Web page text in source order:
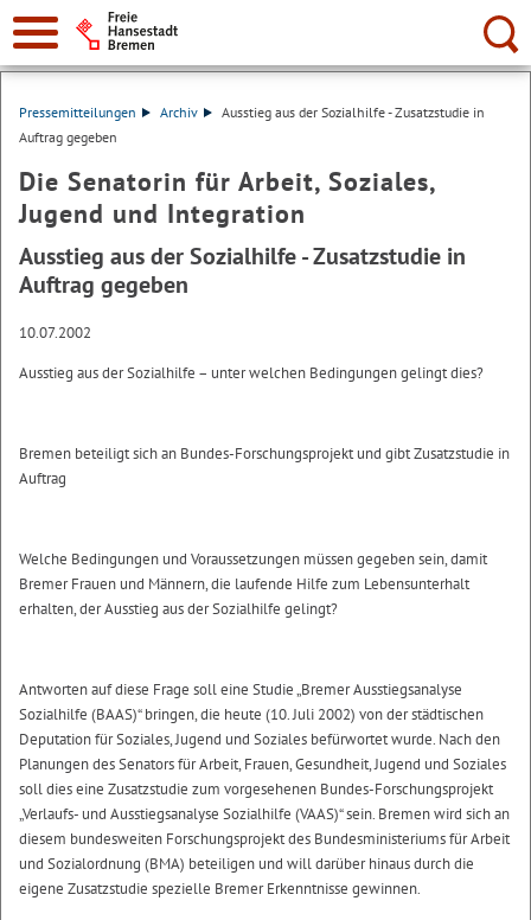
Suche:
Pressemitteilungen Archiv
Ausstieg aus der Sozialhilfe - Zusatzstudie in
Auftrag gegeben
Die Senatorin für Arbeit, Soziales,
Jugend und Integration
Ausstieg aus der Sozialhilfe - Zusatzstudie in
Auftrag gegeben
10.07.2002
Ausstieg aus der Sozialhilfe – unter welchen Bedingungen gelingt dies?
Bremen beteiligt sich an Bundes-Forschungsprojekt und gibt Zusatzstudie in
Auftrag
Welche Bedingungen und Voraussetzungen müssen gegeben sein, damit
Bremer Frauen und Männern, die laufende Hilfe zum Lebensunterhalt
erhalten, der Ausstieg aus der Sozialhilfe gelingt?
Antworten auf diese Frage soll eine Studie „Bremer Ausstiegsanalyse
Sozialhilfe (BAAS)“ bringen, die heute (10. Juli 2002) von der städtischen
Deputation für Soziales, Jugend und Soziales befürwortet wurde. Nach den
Planungen des Senators für Arbeit, Frauen, Gesundheit, Jugend und Soziales
soll dies eine Zusatzstudie zum vorgesehenen Bundes-Forschungsprojekt
„Verlaufs- und Ausstiegsanalyse Sozialhilfe (VAAS)“ sein. Bremen wird sich an
diesem bundesweiten Forschungsprojekt des Bundesministeriums für Arbeit
und Sozialordnung (BMA) beteiligen und will darüber hinaus durch die
eigene Zusatzstudie spezielle Bremer Erkenntnisse gewinnen.